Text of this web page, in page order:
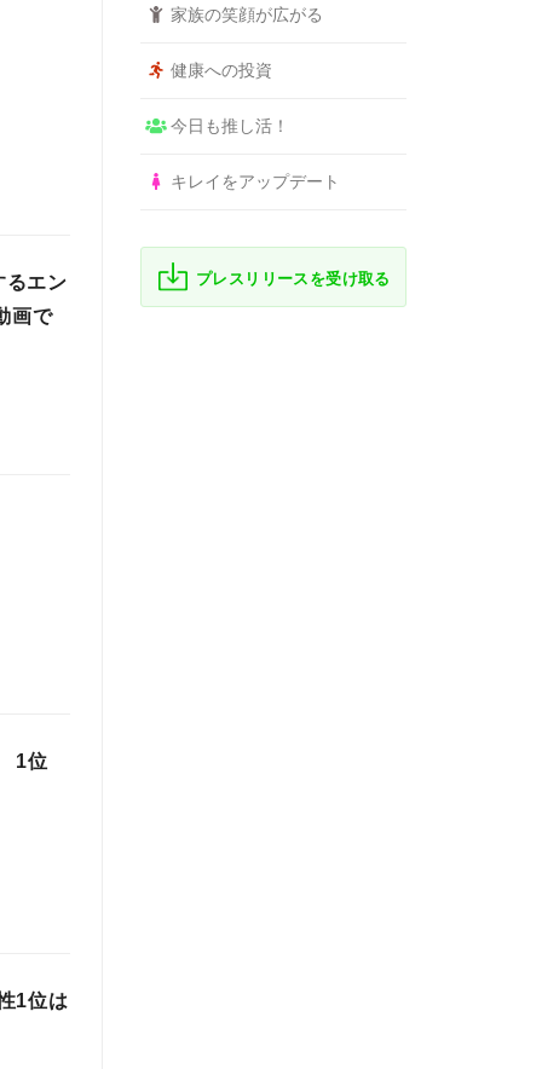
るエン
画で
1位
1位は
家族の笑顔が広がる
健康への投資
今日も推し活！
キレイをアップデート
プレスリリースを受け取る